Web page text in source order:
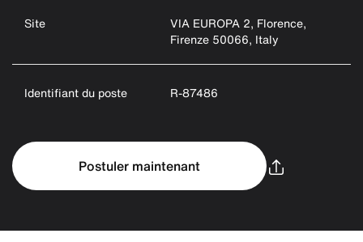
Site
VIA EUROPA 2, Florence,
Firenze 50066, Italy
Identifiant du poste R-87486
Postuler maintenant